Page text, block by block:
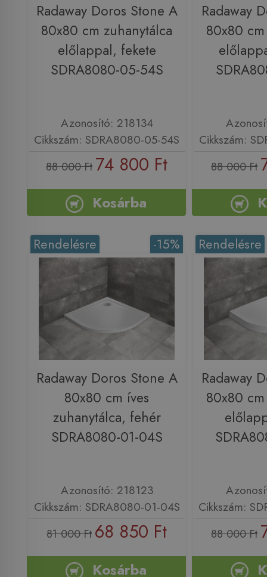
Radaway Doros Stone A
80x80 cm zuhanytálca
előlappal, fekete
SDRA8080-05-54S
Azonosító: 218134
Cikkszám: SDRA8080-05-54S
88 000 Ft 74 800 Ft
Kosárba
Radaway
80x80
Cikkszám:
88 000 Ft
-15%
Rendelésre
Radaway Doros Stone A
80x80 cm íves
zuhanytálca, fehér
SDRA8080-01-04S
Azonosító: 218123
Cikkszám: SDRA8080-01-04S
81 000 Ft 68 850 Ft
Kosárba
Rendelésre
Radaway
80x80
Cikkszám:
88 000 Ft